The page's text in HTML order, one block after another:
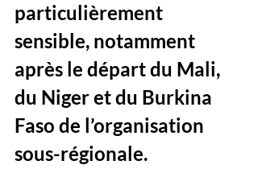
particulièrement
sensible, notamment
après le départ du Mali,
du Niger et du Burkina
Faso de l’organisation
sous-régionale.